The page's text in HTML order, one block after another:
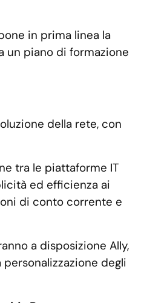
in prima linea la
un piano di formazione
della rete, con
tra le piattaforme IT
ed efficienza ai
di conto corrente e
a disposizione Ally,
degli